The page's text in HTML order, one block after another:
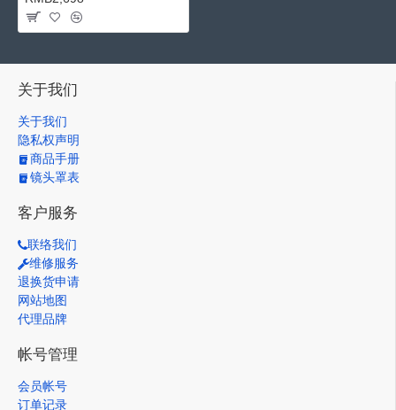
关于我们
关于我们
隐私权声明
商品手册
镜头罩表
客户服务
联络我们
维修服务
退换货申请
网站地图
代理品牌
帐号管理
会员帐号
订单记录